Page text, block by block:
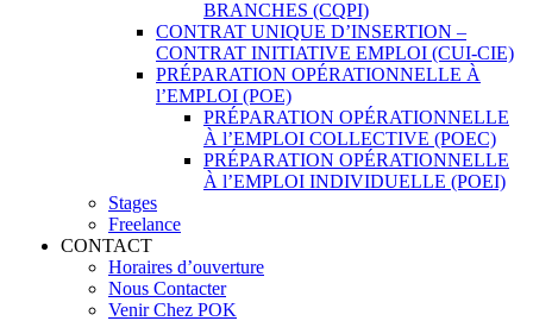
BRANCHES (CQPI)
CONTRAT UNIQUE D’INSERTION –
CONTRAT INITIATIVE EMPLOI (CUI-CIE)
PRÉPARATION OPÉRATIONNELLE À
l’EMPLOI (POE)
PRÉPARATION OPÉRATIONNELLE
À l’EMPLOI COLLECTIVE (POEC)
PRÉPARATION OPÉRATIONNELLE
À l’EMPLOI INDIVIDUELLE (POEI)
Stages
Freelance
CONTACT
Horaires d’ouverture
Nous Contacter
Venir Chez POK